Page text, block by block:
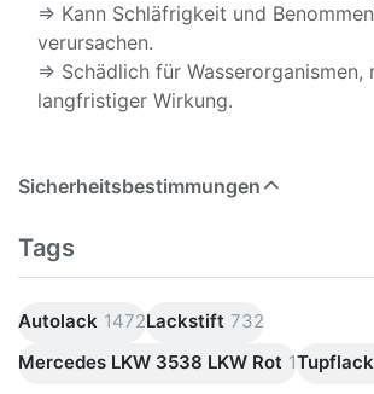
⇒ Kann Schläfrigkeit und
verursachen.
⇒ Schädlich für Wasserorganismen,
langfristiger Wirkung.
Sicherheitsbestimmungen
Tags
Autolack 1472Lackstift 732
Mercedes LKW 3538 LKW Rot 1Tupflack